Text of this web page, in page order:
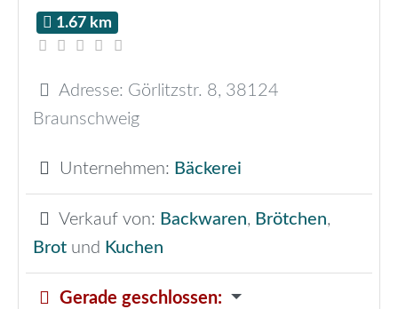
1.67 km
Adresse: Görlitzstr. 8, 38124
Braunschweig
Unternehmen: Bäckerei
Verkauf von: Backwaren, Brötchen,
Brot und Kuchen
Gerade geschlossen: